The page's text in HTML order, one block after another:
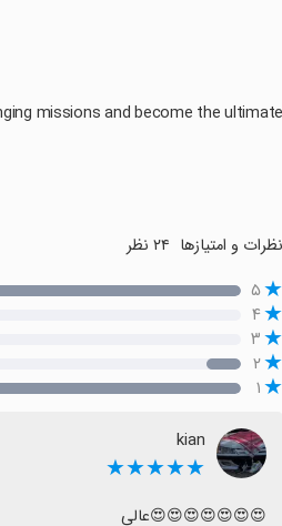
missions and become the ultimate
نظرات و امتیازها
۵
۴
۳
۲
۱
kian
★★★★★
😍😍😍😍😍😍😍عالی